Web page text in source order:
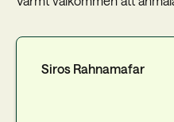
Siros Rahnamafar